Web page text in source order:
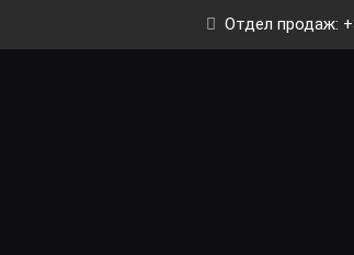
Отдел продаж: